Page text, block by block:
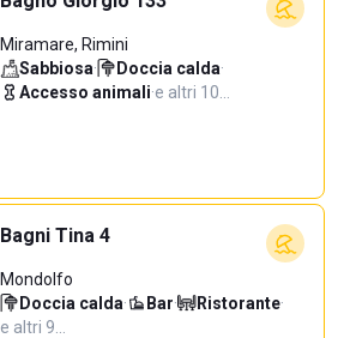
Miramare, Rimini
Sabbiosa· Doccia calda·
Accesso animali·e altri 10…
Bagni Tina 4
Mondolfo
Doccia calda· Bar· Ristorante·
e altri 9…